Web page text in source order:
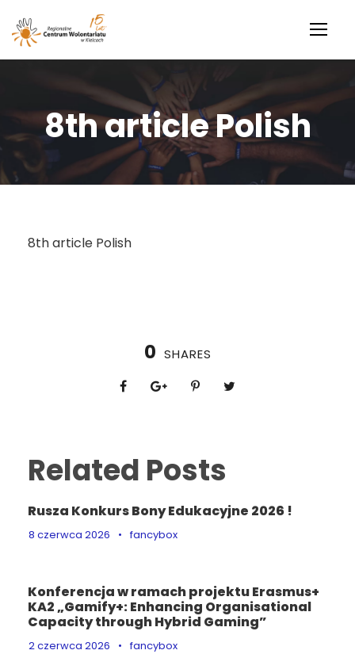
8th article Polish
8th article Polish
0 SHARES
Related Posts
Rusza Konkurs Bony Edukacyjne 2026 !
8 czerwca 2026 • fancybox
Konferencja w ramach projektu Erasmus+
KA2 „Gamify+: Enhancing Organisational
Capacity through Hybrid Gaming”
2 czerwca 2026 • fancybox